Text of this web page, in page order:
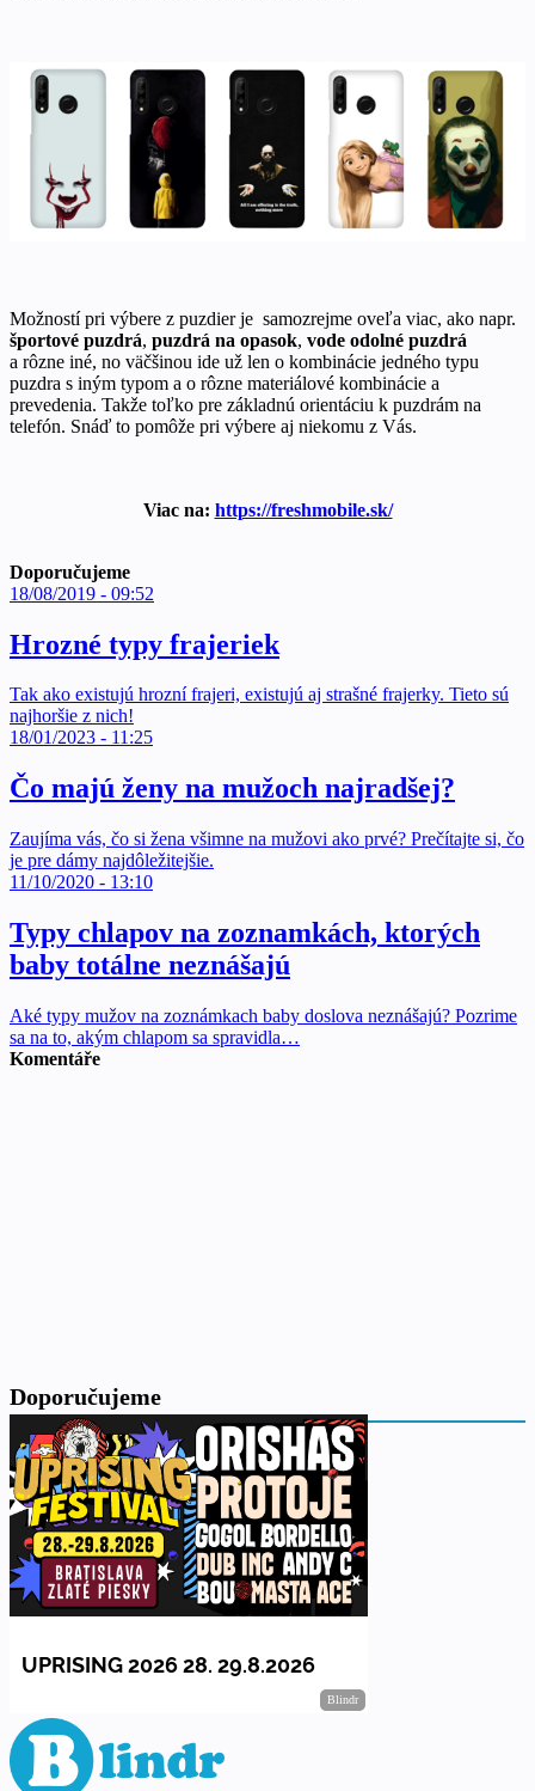
Možností pri výbere z puzdier je samozrejme oveľa viac, ako napr.
športové puzdrá, puzdrá na opasok, vode odolné puzdrá
a rôzne iné, no väčšinou ide už len o kombinácie jedného typu
puzdra s iným typom a o rôzne materiálové kombinácie a
prevedenia. Takže toľko pre základnú orientáciu k puzdrám na
telefón. Snáď to pomôže pri výbere aj niekomu z Vás.
Viac na: https://freshmobile.sk/
Doporučujeme
18/08/2019 - 09:52
Hrozné typy frajeriek
Tak ako existujú hrozní frajeri, existujú aj strašné frajerky. Tieto sú
najhoršie z nich!
18/01/2023 - 11:25
Čo majú ženy na mužoch najradšej?
Zaujíma vás, čo si žena všimne na mužovi ako prvé? Prečítajte si, čo
je pre dámy najdôležitejšie.
11/10/2020 - 13:10
Typy chlapov na zoznamkách, ktorých
baby totálne neznášajú
Aké typy mužov na zoznámkach baby doslova neznášajú? Pozrime
sa na to, akým chlapom sa spravidla…
Komentáře
Doporučujeme